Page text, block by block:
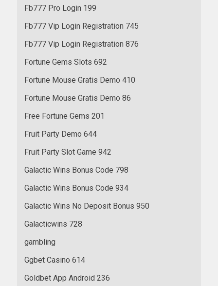
Fb777 Pro Login 199
Fb777 Vip Login Registration 745
Fb777 Vip Login Registration 876
Fortune Gems Slots 692
Fortune Mouse Gratis Demo 410
Fortune Mouse Gratis Demo 86
Free Fortune Gems 201
Fruit Party Demo 644
Fruit Party Slot Game 942
Galactic Wins Bonus Code 798
Galactic Wins Bonus Code 934
Galactic Wins No Deposit Bonus 950
Galacticwins 728
gambling
Ggbet Casino 614
Goldbet App Android 236